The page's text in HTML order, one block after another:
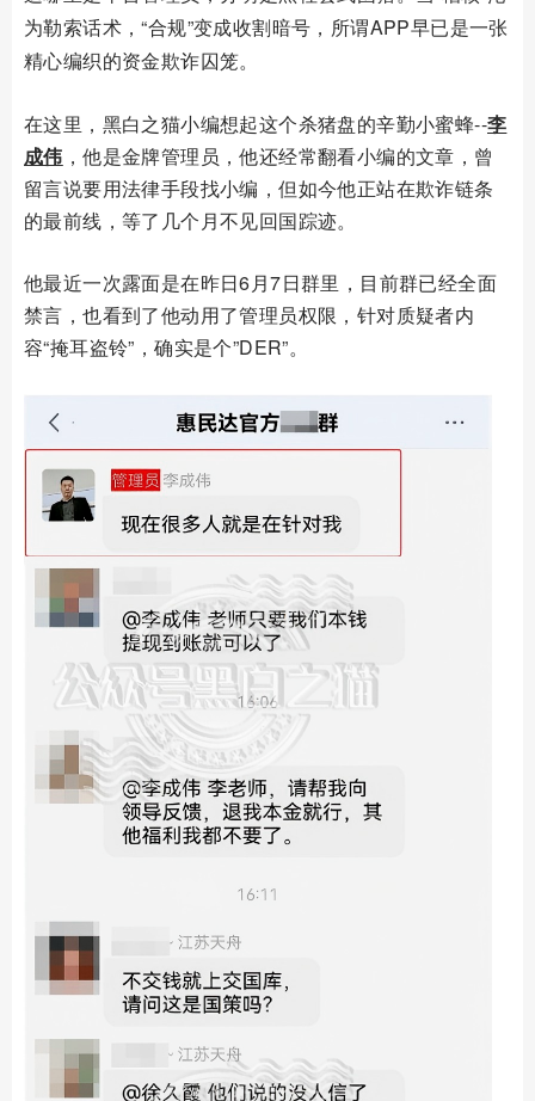
为勒索话术，“合规”变成收割暗号，所谓APP早已是一张
精心编织的资金欺诈囚笼。
在这里，黑白之猫小编想起这个杀猪盘的辛勤小蜜蜂--李
成伟 ，他是金牌管理员，他还经常翻看小编的文章，曾
留言说要用法律手段找小编，但如今他正站在欺诈链条
的最前线，等了几个月不见回国踪迹。
他最近一次露面是在昨日6月7日群里，目前群已经全面
禁言，也看到了他动用了管理员权限，针对质疑者内
容“掩耳盗铃”，确实是个”DER”。